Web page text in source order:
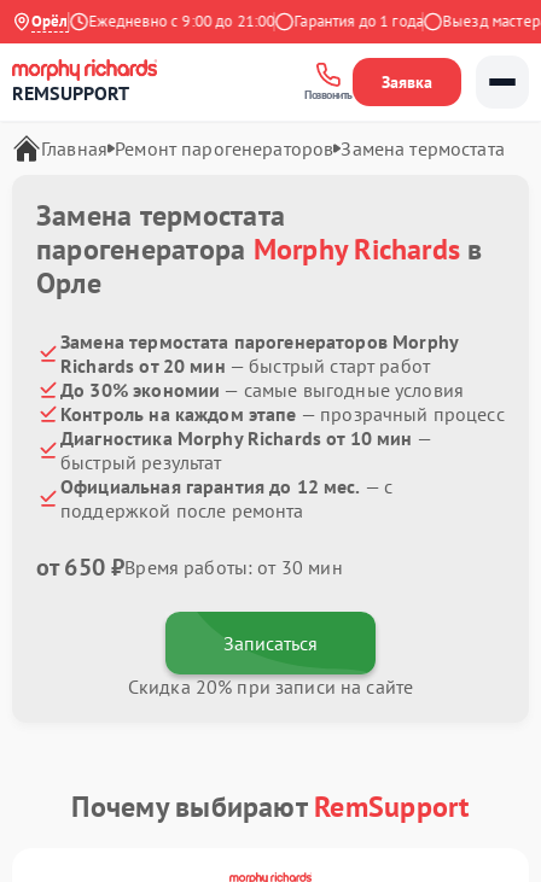
Орёл Ежедневно с 9:00 до 21:00 Гарантия до 1 года Выезд мастера
REMSUPPORT Позвонить
Заявка
Главная Ремонт парогенераторов Замена термостата
Замена термостата
парогенератора Morphy Richards в
Орле
Замена термостата парогенераторов Morphy
Richards от 20 мин — быстрый старт работ
До 30% экономии — самые выгодные условия
Контроль на каждом этапе — прозрачный процесс
Диагностика Morphy Richards от 10 мин —
быстрый результат
Официальная гарантия до 12 мес. — с
поддержкой после ремонта
от 650 ₽Время работы: от 30 мин
Записаться
Скидка 20% при записи на сайте
Почему выбираютRemSupport